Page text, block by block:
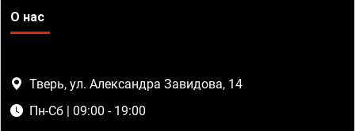
О нас
Тверь, ул. Александра Завидова, 14
Пн-Сб | 09:00 - 19:00